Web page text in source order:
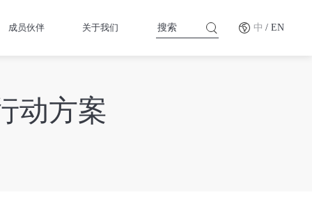
成员伙伴 关于我们 中 / EN
动方案